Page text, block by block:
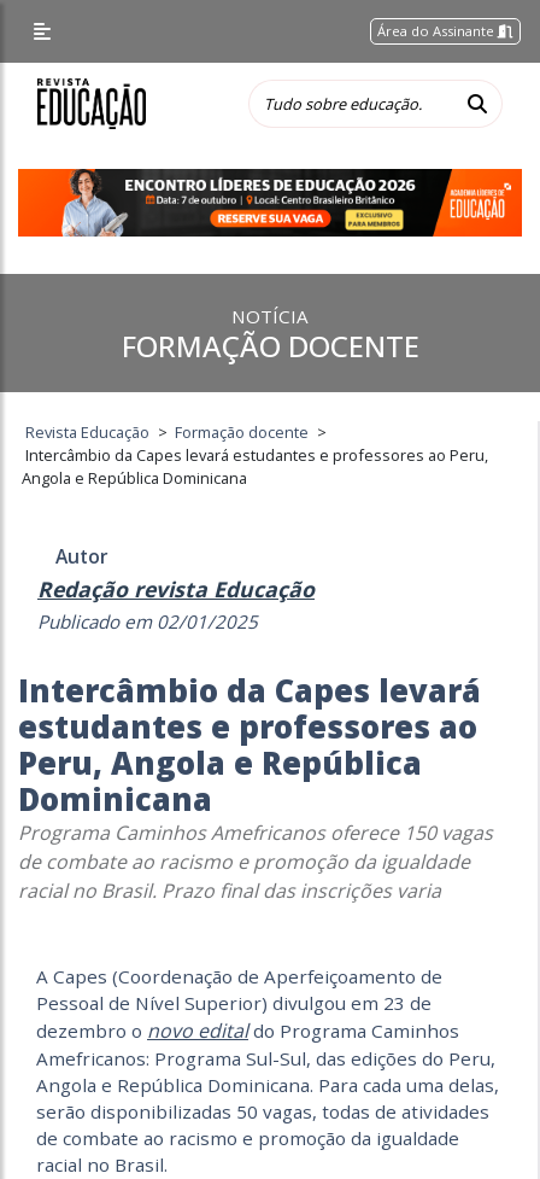
Área do Assinante
NOTÍCIA
FORMAÇÃO DOCENTE
Revista Educação > Formação docente >
Intercâmbio da Capes levará estudantes e professores ao Peru,
Angola e República Dominicana
Autor
Redação revista Educação
Publicado em 02/01/2025
Intercâmbio da Capes levará
estudantes e professores ao
Peru, Angola e República
Dominicana
Programa Caminhos Amefricanos oferece 150 vagas
de combate ao racismo e promoção da igualdade
racial no Brasil. Prazo final das inscrições varia
A Capes (Coordenação de Aperfeiçoamento de
Pessoal de Nível Superior) divulgou em 23 de
dezembro o novo editaldo Programa Caminhos
Amefricanos: Programa Sul-Sul, das edições do Peru,
Angola e República Dominicana. Para cada uma delas,
serão disponibilizadas 50 vagas, todas de atividades
de combate ao racismo e promoção da igualdade
racial no Brasil.